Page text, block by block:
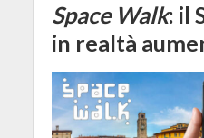
Space Walk: il
in realtà